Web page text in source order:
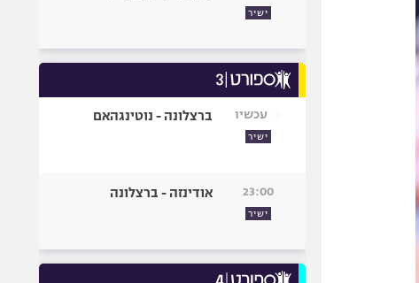
ישיר
עכשיו
ישיר
ברצלונה - נוטינגהאם
23:00
ישיר
אודינזה - ברצלונה